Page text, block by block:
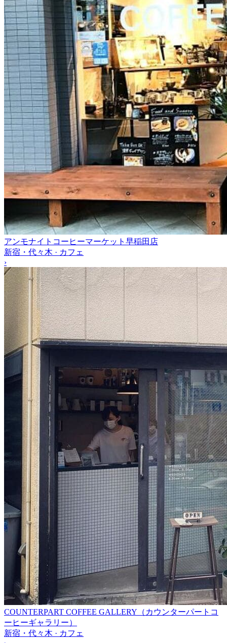
アンモナイトコーヒーマーケット早稲田店
新宿・代々木 · カフェ
›
COUNTERPART COFFEE GALLERY（カウンターパートコ
ーヒーギャラリー）
新宿・代々木 · カフェ